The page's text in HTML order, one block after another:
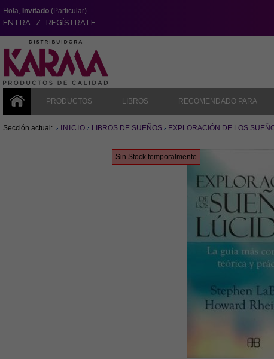
Hola, Invitado (Particular)
ENTRA / REGÍSTRATE
PRODUCTOS LIBROS RECOMENDADO PARA
Sección actual: INICIO LIBROS DE SUEÑOS EXPLORACIÓN DE LOS
Sin Stock temporalmente